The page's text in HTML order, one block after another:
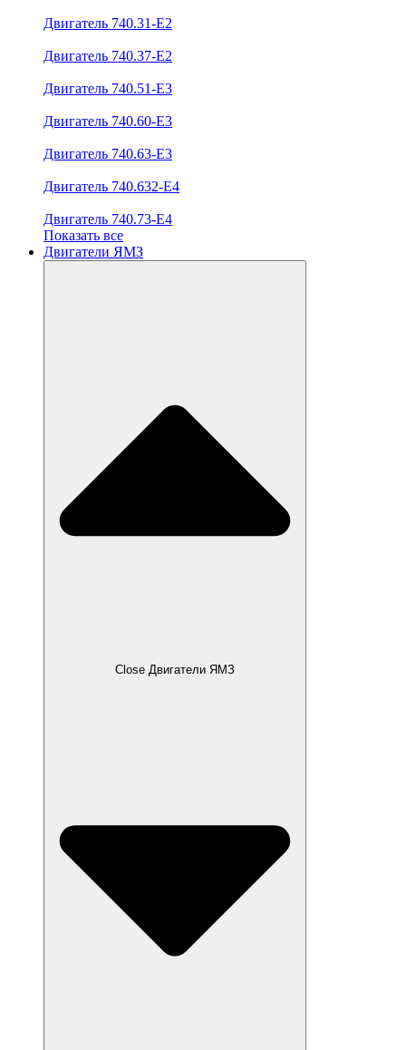
Двигатель 740.31-E2
Двигатель 740.37-E2
Двигатель 740.51-E3
Двигатель 740.60-E3
Двигатель 740.63-E3
Двигатель 740.632-E4
Двигатель 740.73-E4
Показать все
Двигатели ЯМЗ
Close Двигатели ЯМЗ